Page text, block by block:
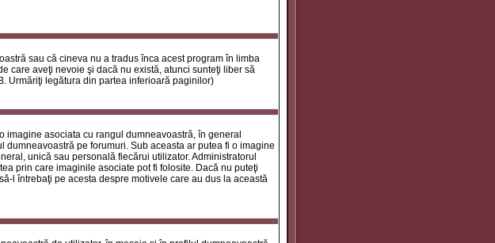
sau că cineva nu a tradus înca acest program în limba
care aveţi nevoie şi dacă nu există, atunci sunteţi liber să
Urmăriţi legătura din partea inferioară paginilor)
imagine asociata cu rangul dumneavoastră, în general
pe forumuri. Sub aceasta ar putea fi o imagine
unică sau personală fiecărui utilizator. Administratorul
prin care imaginile asociate pot fi folosite. Dacă nu puteţi
l întrebaţi pe acesta despre motivele care au dus la această